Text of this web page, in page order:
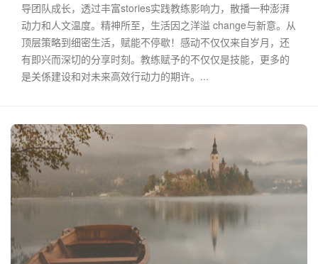
导团队成长，透过丰富stories实践教练影响力，散播一种澎湃
动力和人文温度。精神所至，生活因之洋溢 change与新意。从
顶层策略到细密生活，赋能不停歇！感动不仅仅来自岁月，还
有即兴而深切的分享时刻。教练赋予的不仅仅是技能，更多的
是关係建设和对未来高效行动力的期许。...